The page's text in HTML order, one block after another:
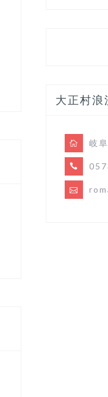
大正村浪
岐